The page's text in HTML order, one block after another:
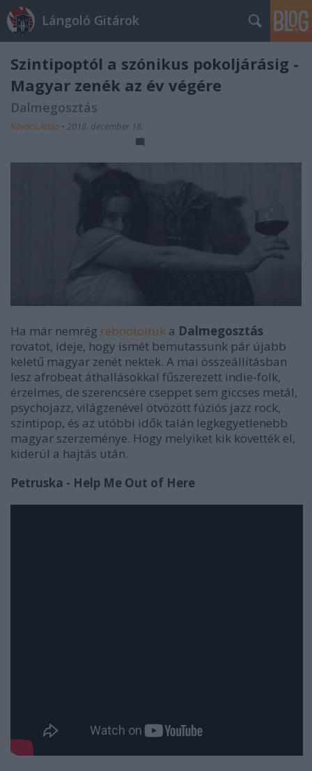
Lángoló Gitárok
Szintipoptól a szónikus pokoljárásig -
Magyar zenék az év végére
Dalmegosztás
Kovács.Attila • 2018. december 18.
Ha már nemrég rebootoltuk a Dalmegosztás
rovatot, ideje, hogy ismét bemutassunk pár újabb
keletű magyar zenét nektek. A mai összeállításban
lesz afrobeat áthallásokkal fűszerezett indie-folk,
érzelmes, de szerencsére cseppet sem giccses metál,
psychojazz, világzenével ötvözött fúziós jazz rock,
szintipop, és az utóbbi idők talán legkegyetlenebb
magyar szerzeménye. Hogy melyiket kik követték el,
kiderül a hajtás után.
Petruska - Help Me Out of Here